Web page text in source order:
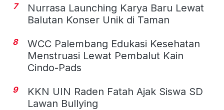
7
Nurrasa Launching Karya Baru Lewat
Balutan Konser Unik di Taman
8
WCC Palembang Edukasi Kesehatan
Menstruasi Lewat Pembalut Kain
Cindo-Pads
9
KKN UIN Raden Fatah Ajak Siswa SD
Lawan Bullying